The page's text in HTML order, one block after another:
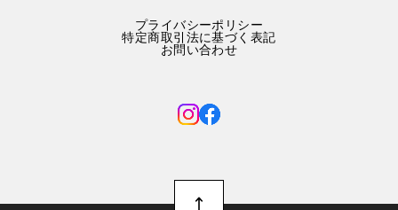
プライバシーポリシー
特定商取引法に基づく表記
お問い合わせ